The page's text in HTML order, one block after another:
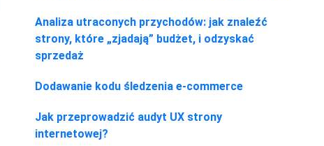
Analiza utraconych przychodów: jak znaleźć
strony, które „zjadają” budżet, i odzyskać
sprzedaż
Dodawanie kodu śledzenia e-commerce
Jak przeprowadzić audyt UX strony
internetowej?